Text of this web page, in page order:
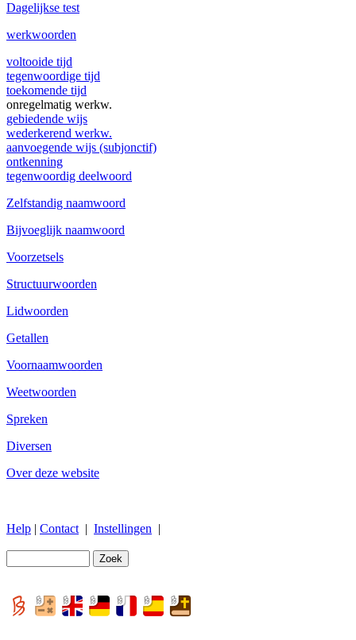
Dagelijkse test
werkwoorden
voltooide tijd
tegenwoordige tijd
toekomende tijd
onregelmatig werkw.
gebiedende wijs
wederkerend werkw.
aanvoegende wijs (subjonctif)
ontkenning
tegenwoordig deelwoord
Zelfstandig naamwoord
Bijvoeglijk naamwoord
Voorzetsels
Structuurwoorden
Lidwoorden
Getallen
Voornaamwoorden
Weetwoorden
Spreken
Diversen
Over deze website
Help | Contact | Instellingen |